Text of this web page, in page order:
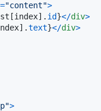
="content">
[index] . id}</div>
] .text}</div>
>